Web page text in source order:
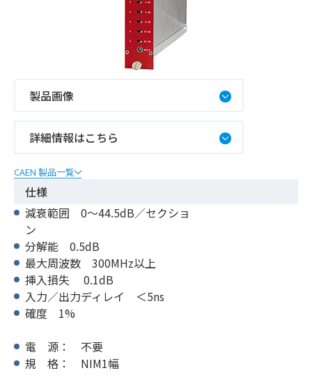
製品画像
詳細情報はこちら
CAEN 製品一覧
仕様
減衰範囲 0〜44.5dB／セクショ
ン
分解能 0.5dB
最大周波数 300MHz以上
挿入損失 0.1dB
入力／出力ディレイ ＜5ns
確度 1%
電 源： 不要
規 格： NIM1幅